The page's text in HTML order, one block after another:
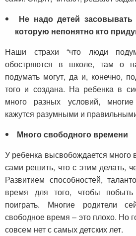
Не надо детей
которую непонятно кто
Наши страхи “что люди
обостряются в школе, там о
подумать могут, да и, конечно,
того и создана. На ребенка в
много разных условий,
кажутся разумными и
Много свободного времени
У ребенка высвобождается
сами решить, что с этим делать,
Развитием способностей,
время для того, чтобы
поиграть. Многие родители
свободное время – это плохо. Но
совсем нет с самых детских лет.